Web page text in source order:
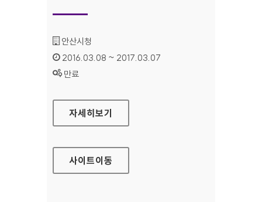
기관명 :
안산시청
인증기간 :
2016.03.08 ~ 2017.03.07
상태 :
만료
안산시 공공데이터 홈페이지
자세히보기
사이트이동